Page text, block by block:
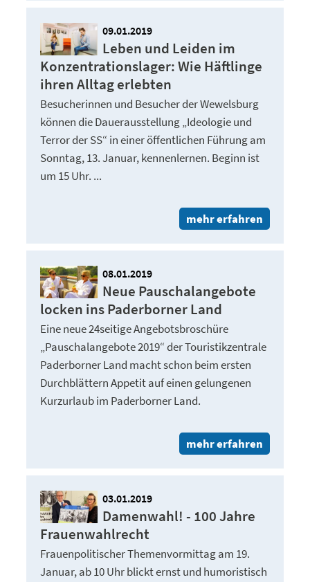
09.01.2019
Leben und Leiden im
Konzentrationslager: Wie Häftlinge
ihren Alltag erlebten
Besucherinnen und Besucher der Wewelsburg
können die Dauerausstellung „Ideologie und
Terror der SS“ in einer öffentlichen Führung am
Sonntag, 13. Januar, kennenlernen. Beginn ist
um 15 Uhr. ...
mehr erfahren
08.01.2019
Neue Pauschalangebote
locken ins Paderborner Land
Eine neue 24seitige Angebotsbroschüre
„Pauschalangebote 2019“ der Touristikzentrale
Paderborner Land macht schon beim ersten
Durchblättern Appetit auf einen gelungenen
Kurzurlaub im Paderborner Land.
mehr erfahren
03.01.2019
Damenwahl! - 100 Jahre
Frauenwahlrecht
Frauenpolitischer Themenvormittag am 19.
Januar, ab 10 Uhr blickt ernst und humoristisch